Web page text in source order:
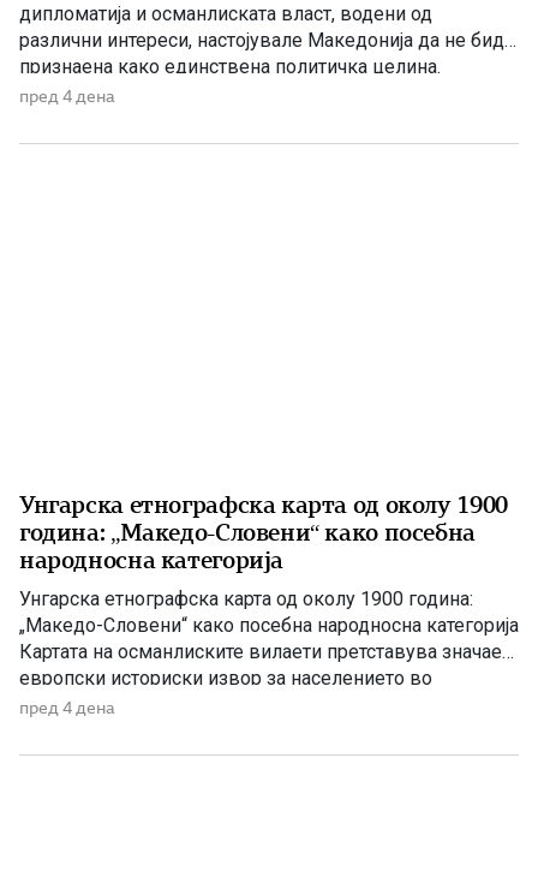
дипломатија и османлиската власт, водени од
различни интереси, настојувале Македонија да не биде
признаена како единствена политичка целина.
Наместо нејзиното историско име, во службената
вилаети“. Македонија во Санстефанскиот проект По
пред 4 дена
Унгарска етнографска карта од околу 1900
година: „Македо-Словени“ како посебна
народносна категорија
Унгарска етнографска карта од околу 1900 година:
„Македо-Словени“ како посебна народносна категорија
Картата на османлиските вилаети претставува значаен
европски историски извор за населението во
Македонија на преминот од XIX кон XX век На крајот
силни политички, црковни и пропагандни судири.
пред 4 дена